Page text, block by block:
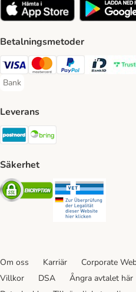
Betalningsmetoder
Visa Payment Method
Mastercard Payment Method
PayPal Payment
BankID
Bank
Bank Payment Method
Leverans
Postnord Shipping Method
Säkerhet
Security
Om oss Karriär Corporate
Villkor
DSA Ångra avtalet här